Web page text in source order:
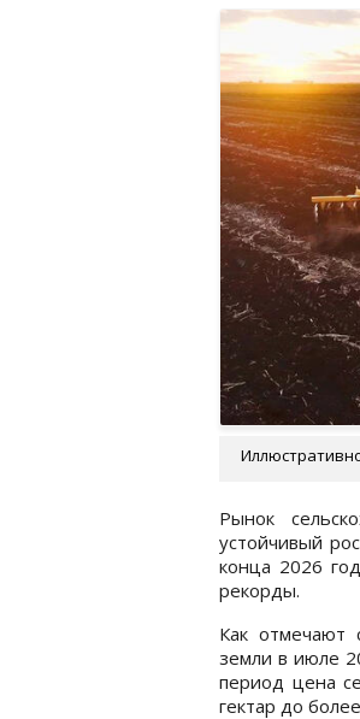
Рынок
устойчивый
конца 2026
рекорды.
Как отмечают
земли в июле
период цена
гектар до